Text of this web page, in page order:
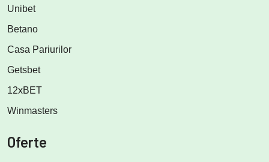
Unibet
Betano
Casa Pariurilor
Getsbet
12xBET
Winmasters
Oferte